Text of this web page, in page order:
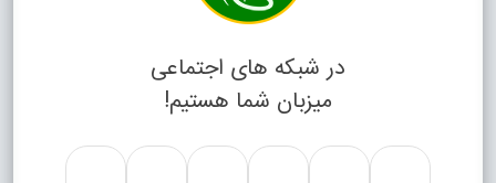
در شبکه های اجتماعی
میزبان شما هستیم!